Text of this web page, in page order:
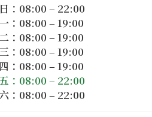
：08:00 – 22:00
：08:00 – 19:00
：08:00 – 19:00
：08:00 – 19:00
：08:00 – 19:00
：08:00 – 22:00
：08:00 – 22:00